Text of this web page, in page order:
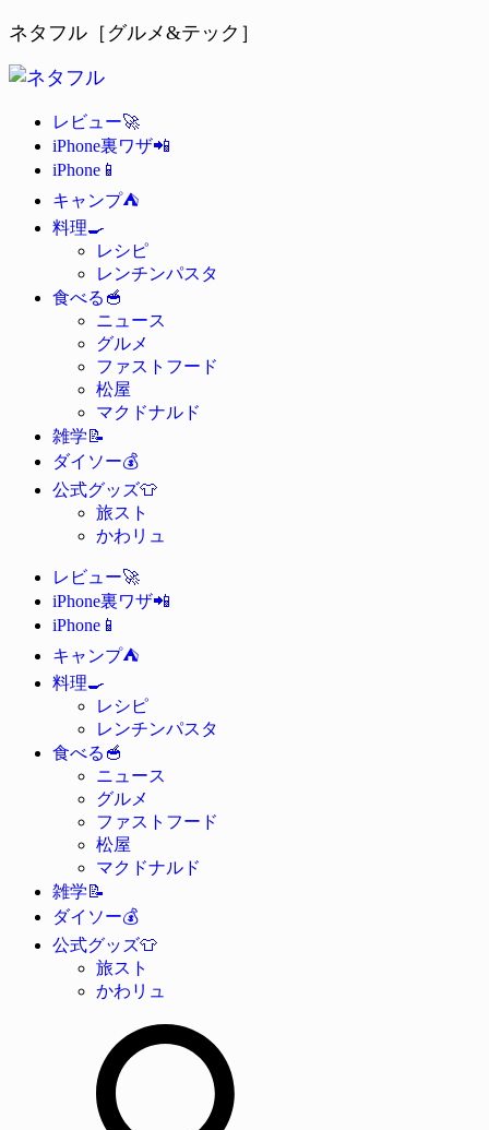
ネタフル［グルメ&テック］
レビュー🚀
iPhone裏ワザ📲
iPhone 📱
キャンプ⛺
料理🍳
レシピ
レンチンパスタ
食べる 🥣
ニュース
グルメ
ファストフード
松屋
マクドナルド
雑学📝
ダイソー💰
公式グッズ👕
旅スト
かわリュ
レビュー🚀
iPhone裏ワザ📲
iPhone 📱
キャンプ⛺
料理🍳
レシピ
レンチンパスタ
食べる 🥣
ニュース
グルメ
ファストフード
松屋
マクドナルド
雑学📝
ダイソー💰
公式グッズ👕
旅スト
かわリュ